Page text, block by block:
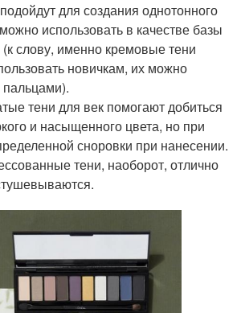
для создания однотонного
использовать в качестве базы
(к слову, именно кремовые тени
новичкам, их можно
тени для век помогают добиться
и насыщенного цвета, но при
сноровки при нанесении.
тени, наоборот, отлично